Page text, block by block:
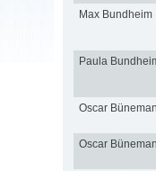
Max Bundheim
Paula
Oscar
Oscar